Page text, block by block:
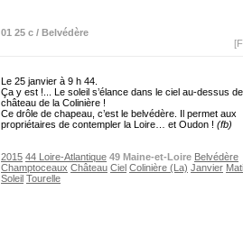
01 25 c / Belvédère
Le 25 janvier à 9 h 44.
Ça y est !... Le soleil s’élance dans le ciel au-dessus
château de la Colinière !
Ce drôle de chapeau, c’est le belvédère. Il permet aux
propriétaires de contempler la Loire… et Oudon ! (fb)
2015 44 Loire-Atlantique 49 Maine-et-Loire Belvédère
Champtoceaux Château Ciel Colinière (La) Janvier
Soleil Tourelle